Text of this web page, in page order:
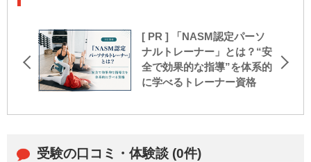
[ PR ] 「NASM認定パーソ
ナルトレーナー」とは？“安
全で効果的な指導”を体系的
に学べるトレーナー資格
受験の口コミ・体験談 (0件)